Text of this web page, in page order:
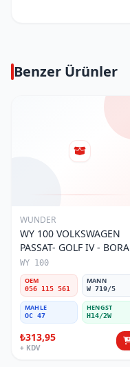
Benzer Ürünler
WUNDER
WY 100 VOLKSWAGEN
PASSAT- GOLF IV - BORA
056 115 561 Yağ Filtresi
WY 100
OEM
056 115 561
MANN
W 719/5
MAHLE
OC 47
HENGST
H14/2W
₺313,95
+ KDV